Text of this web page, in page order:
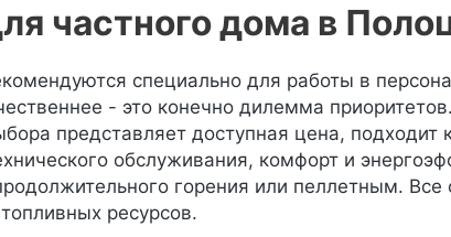
частного дома в
специально для работы в
- это конечно дилемма
представляет доступная цена, подходит
обслуживания, комфорт и
горения или пеллетным.
ресурсов.